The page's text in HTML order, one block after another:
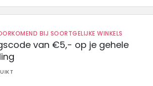
BIJ SOORTGELIJKE WINKELS
van €5,- op je gehele